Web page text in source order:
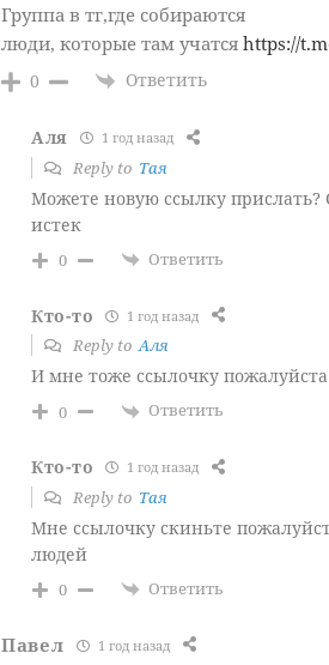
Группа в тг,где собираются
люди, которые там учатся https://
0 Ответить
Аля 1 год назад
Reply to Тая
Можете новую ссылку прислать?
истек
0 Ответить
Кто-то 1 год назад
Reply toАля
И мне тоже ссылочку пожалуйста
0 Ответить
Кто-то 1 год назад
Reply to Тая
Мне ссылочку скиньте
людей
0 Ответить
Павел 1 год назад